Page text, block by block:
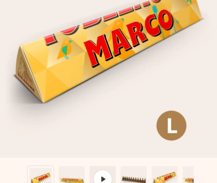
Unsere Geschenke begeistern. Kunden bewerten uns mit
4,8 bei Google Reviews (Gesamtergebnis aller Länder, in
die wir versenden).
Mit Liebe gemacht, im Handumdrehen
Erstelle etwas Einzigartiges in wenigen Schritten – mit
ihrem Namen, deinem Foto oder einer Nachricht von
Herzen. Kein Stress, nur pure Liebe für den perfekten